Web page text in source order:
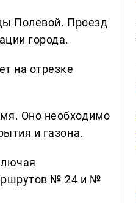
Полевой. Проезд
города.
на отрезке
Оно необходимо
и газона.
№ 24 и №